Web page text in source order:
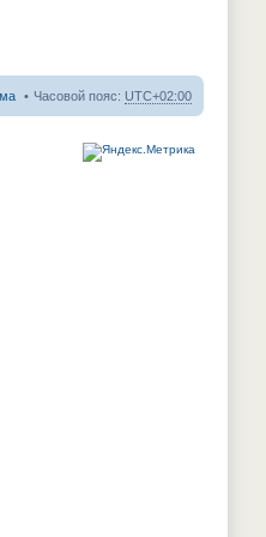
Часовой пояс: UTC+02:00